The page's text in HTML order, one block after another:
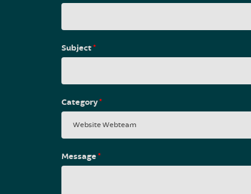
Subject*
Category*
Message*